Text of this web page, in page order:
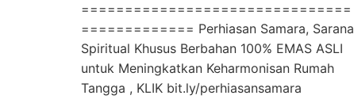
===============================
============= Perhiasan Samara, Sarana
Spiritual Khusus Berbahan 100% EMAS ASLI
untuk Meningkatkan Keharmonisan Rumah
Tangga , KLIK bit.ly/perhiasansamara